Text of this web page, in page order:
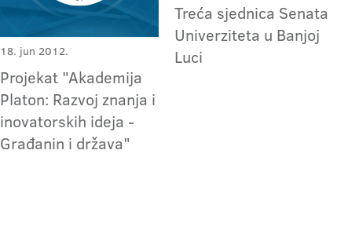
18. jun 2012.
Projekat "Akademija
Platon: Razvoj znanja i
inovatorskih ideja -
Građanin i država"
Treća sjednica Senata
Univerziteta u Banjoj
Luci